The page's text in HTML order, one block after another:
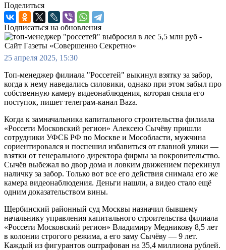
Поделиться
Подписаться на обновления
25 апреля 2025, 15:30
Топ-менеджер филиала "Россетей" выкинул взятку за забор,
когда к нему наведались силовики, однако при этом забыл про
собственную камеру видеонаблюдения, которая сняла его
поступок, пишет телеграм-канал Baza.
Когда к замначальника капитального строительства филиала
«Россети Московский регион» Алексею Сычёву пришли
сотрудники УФСБ РФ по Москве и Мособласти, мужчина
сориентировался и поспешил избавиться от главной улики —
взятки от генерального директора фирмы за покровительство.
Сычёв выбежал во двор дома и ловким движением перекинул
наличку за забор. Только вот все его действия снимала его же
камера видеонаблюдения. Деньги нашли, а видео стало ещё
одним доказательством вины.
Щербинский районный суд Москвы назначил бывшему
начальнику управления капитального строительства филиала
«Россети Московский регион» Владимиру Медникову 8,5 лет
в колонии строгого режима, а его заму Сычёву — 9 лет.
Каждый из фигурантов оштрафован на 35,4 миллиона рублей.